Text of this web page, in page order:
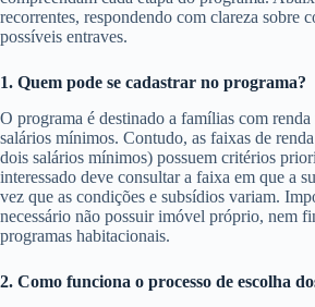
recorrentes, respondendo com clareza sobre
possíveis entraves.
1. Quem pode se cadastrar no programa?
O programa é destinado a famílias com renda
salários mínimos. Contudo, as faixas de
dois salários mínimos) possuem critérios
interessado deve consultar a faixa em que a
vez que as condições e subsídios variam.
necessário não possuir imóvel próprio, nem
programas habitacionais.
2. Como funciona o processo de escolha